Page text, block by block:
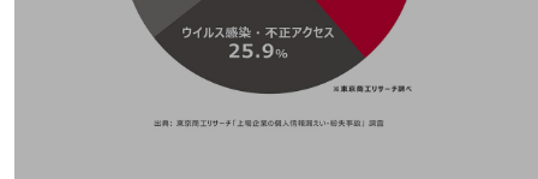
その他のお悩みはこちら